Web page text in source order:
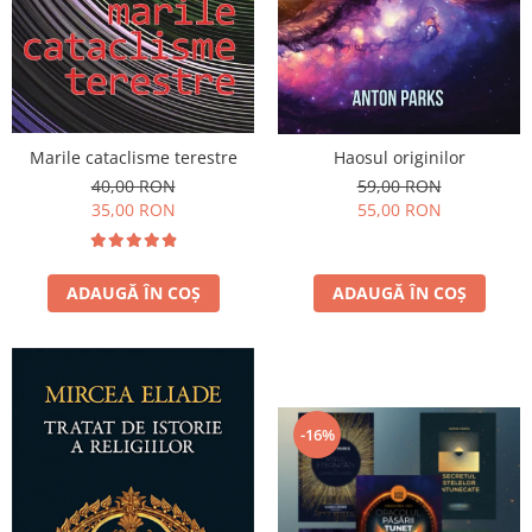
Astrologie
Știință
Seria Montauk
Mistere
Seria Chico Xavier
Seria Helena Blavatsky
Sănătate
Viata după moarte
Non-dualitate
Creștinism
Marile cataclisme terestre
40,00 RON
35,00 RON
ADAUGĂ ÎN COȘ
Haosul originilor
59,00 RON
55,00 RON
ADAUGĂ ÎN COȘ
-16%